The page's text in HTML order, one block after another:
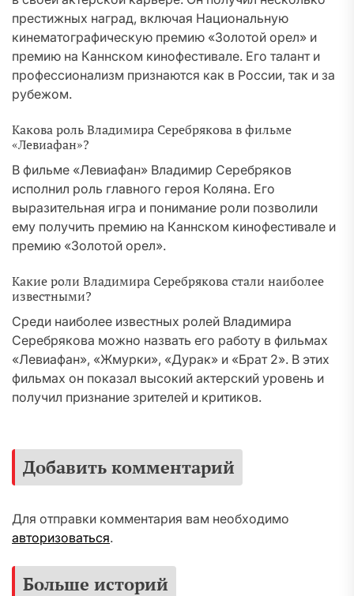
престижных наград, включая Национальную
кинематографическую премию «Золотой орел» и
премию на Каннском кинофестивале. Его талант и
профессионализм признаются как в России, так и за
рубежом.
Какова роль Владимира Серебрякова в фильме
«Левиафан»?
В фильме «Левиафан» Владимир Серебряков
исполнил роль главного героя Коляна. Его
выразительная игра и понимание роли позволили
ему получить премию на Каннском кинофестивале и
премию «Золотой орел».
Какие роли Владимира Серебрякова стали наиболее
известными?
Среди наиболее известных ролей Владимира
Серебрякова можно назвать его работу в фильмах
«Левиафан», «Жмурки», «Дурак» и «Брат 2». В этих
фильмах он показал высокий актерский уровень и
получил признание зрителей и критиков.
Добавить комментарий
Для отправки комментария вам необходимо
авторизоваться.
Больше историй